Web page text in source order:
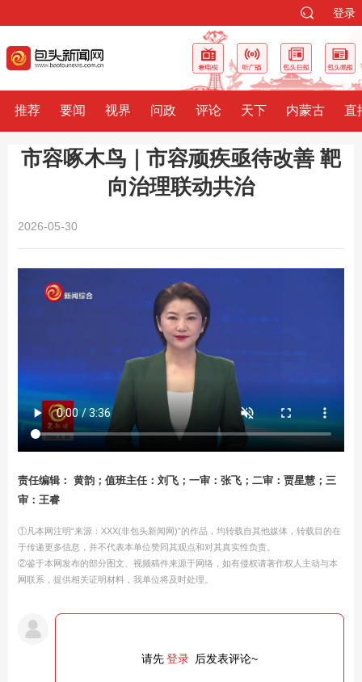
登录
推荐 要闻 视界 问政 评论 天下 内蒙古 直
市容啄木鸟｜市容顽疾亟待改善 靶
向治理联动共治
2026-05-30
责任编辑： 黄韵；值班主任：刘飞；一审：张飞；二审：贾星慧；三
审：王睿
①凡本网注明“来源：XXX(非包头新闻网)”的作品，均转载自其他媒体，转载目的在
于传递更多信息，并不代表本单位赞同其观点和对其真实性负责。
②鉴于本网发布的部分图文、视频稿件来源于网络，如有侵权请著作权人主动与本
网联系，提供相关证明材料，我单位将及时处理。
请先登录 后发表评论~